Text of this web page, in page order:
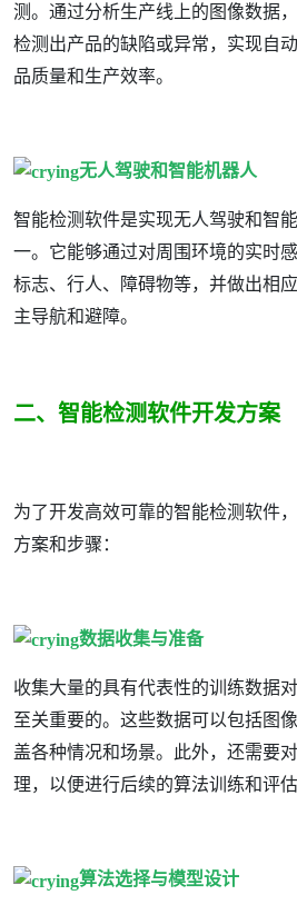
测。通过分析生产线上的图像数据
检测出产品的缺陷或异常，实现自
品质量和生产效率。
无人驾驶和智能机器人
智能检测软件是实现无人驾驶和智
一。它能够通过对周围环境的实时
标志、行人、障碍物等，并做出相
主导航和避障。
二、智能检测软件开发方案
为了开发高效可靠的智能检测软件
方案和步骤：
数据收集与准备
收集大量的具有代表性的训练数据
至关重要的。这些数据可以包括图
盖各种情况和场景。此外，还需要
理，以便进行后续的算法训练和评估
算法选择与模型设计